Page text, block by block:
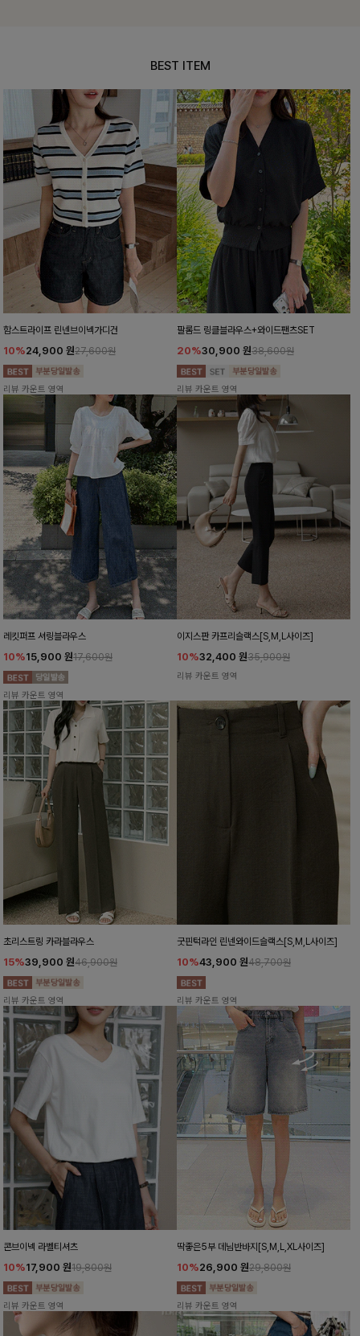
BEST ITEM
함스트라이프 린넨브이넥가디건
10%24,900 원27,600원
리뷰 카운트 영역
팔롬드 링클블라우스+와이드팬츠SET
20%30,900 원38,600원
리뷰 카운트 영역
레킷퍼프 셔링블라우스
10%15,900 원17,600원
리뷰 카운트 영역
이지스판 카프리슬랙스[S,M,L사이즈]
10%32,400 원35,900원
리뷰 카운트 영역
초리스트링 카라블라우스
15%39,900 원46,900원
리뷰 카운트 영역
굿핀턱라인 린넨와이드슬랙스[S,M,L사이즈]
10%43,900 원48,700원
리뷰 카운트 영역
콘브이넥 라벨티셔츠
10%17,900 원19,800원
리뷰 카운트 영역
딱좋은5부 데님반바지[S,M,L,XL사이즈]
10%26,900 원29,800원
리뷰 카운트 영역